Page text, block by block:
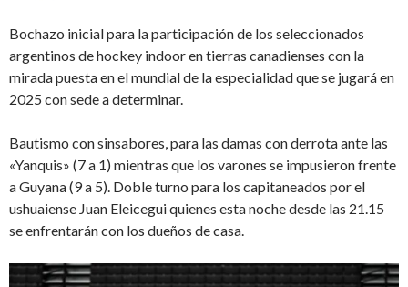
Bochazo inicial para la participación de los seleccionados
argentinos de hockey indoor en tierras canadienses con la
mirada puesta en el mundial de la especialidad que se jugará en
2025 con sede a determinar.
Bautismo con sinsabores, para las damas con derrota ante las
«Yanquis» (7 a 1) mientras que los varones se impusieron frente
a Guyana (9 a 5). Doble turno para los capitaneados por el
ushuaiense Juan Eleicegui quienes esta noche desde las 21.15
se enfrentarán con los dueños de casa.